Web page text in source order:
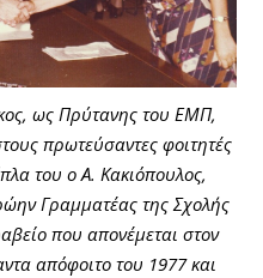
ως Πρύτανης του ΕΜΠ,
πρωτεύσαντες φοιτητές
του ο Α. Κακιόπουλος,
Γραμματέας της Σχολής
που απονέμεται στον
απόφοιτο του 1977 και